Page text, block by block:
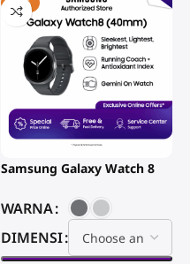
-18%
Samsung Galaxy Watch 8
WARNA
DIMENSI